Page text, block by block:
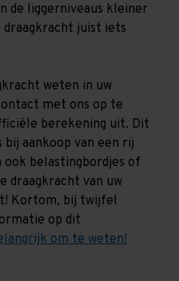
de liggerniveaus kleiner
draagkracht juist iets
weten in uw
met ons op te
berekening uit. Dit
aankoop van een rij
belastingbordjes of
draagkracht van uw
Kortom, bij twijfel
op dit
om te weten!